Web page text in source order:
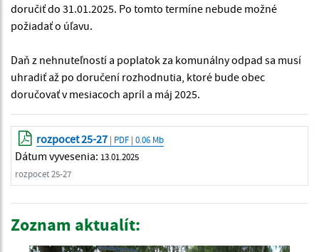
doručiť do 31.01.2025. Po tomto termíne nebude možné
požiadať o úľavu.
Daň z nehnuteľností a poplatok za komunálny odpad sa musí
uhradiť až po doručení rozhodnutia, ktoré bude obec
doručovať v mesiacoch apríl a máj 2025.
rozpocet 25-27 | PDF | 0.06 Mb
Dátum vyvesenia: 13.01.2025
rozpocet 25-27
Zoznam aktualít: